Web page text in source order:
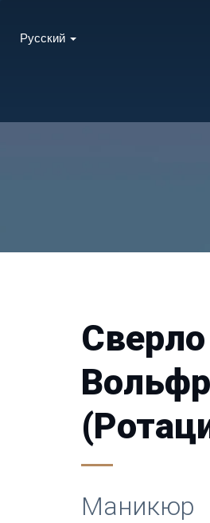
Русский
Маникюр